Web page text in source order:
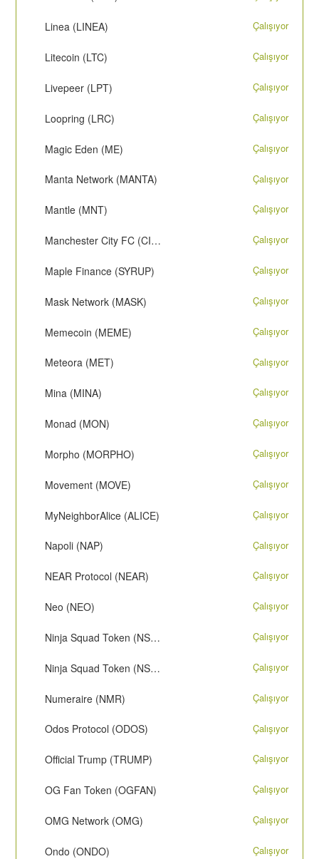
Linea (LINEA) Çalışıyor
Litecoin (LTC) Çalışıyor
Livepeer (LPT) Çalışıyor
Loopring (LRC) Çalışıyor
Magic Eden (ME) Çalışıyor
Manta Network (MANTA) Çalışıyor
Mantle (MNT) Çalışıyor
Manchester City FC (CITY) Çalışıyor
Maple Finance (SYRUP) Çalışıyor
Mask Network (MASK) Çalışıyor
Memecoin (MEME) Çalışıyor
Meteora (MET) Çalışıyor
Mina (MINA) Çalışıyor
Monad (MON) Çalışıyor
Morpho (MORPHO) Çalışıyor
Movement (MOVE) Çalışıyor
MyNeighborAlice (ALICE) Çalışıyor
Napoli (NAP) Çalışıyor
NEAR Protocol (NEAR) Çalışıyor
Neo (NEO) Çalışıyor
Ninja Squad Token (NST) - Arbitrum One Çalışıyor
Ninja Squad Token (NST) - SOL Çalışıyor
Numeraire (NMR) Çalışıyor
Odos Protocol (ODOS) Çalışıyor
Official Trump (TRUMP) Çalışıyor
OG Fan Token (OGFAN) Çalışıyor
OMG Network (OMG) Çalışıyor
Ondo (ONDO) Çalışıyor